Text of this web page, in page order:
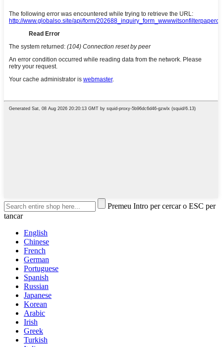
Premeu Intro per cercar o ESC per
tancar
English
Chinese
French
German
Portuguese
Spanish
Russian
Japanese
Korean
Arabic
Irish
Greek
Turkish